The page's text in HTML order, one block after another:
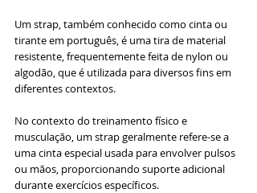
Um strap, também conhecido como cinta ou
tirante em português, é uma tira de material
resistente, frequentemente feita de nylon ou
algodão, que é utilizada para diversos fins em
diferentes contextos.
No contexto do treinamento físico e
musculação, um strap geralmente refere-se a
uma cinta especial usada para envolver pulsos
ou mãos, proporcionando suporte adicional
durante exercícios específicos.